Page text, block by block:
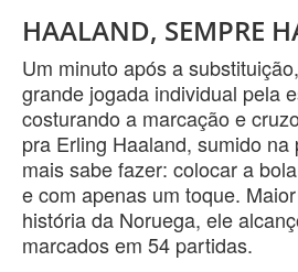
HAALAND, SEMPRE
Um minuto após a
grande jogada individual pela
costurando a marcação e
pra Erling Haaland, sumido
mais sabe fazer: colocar a
e com apenas um toque.
história da Noruega, ele
marcados em 54 partidas.